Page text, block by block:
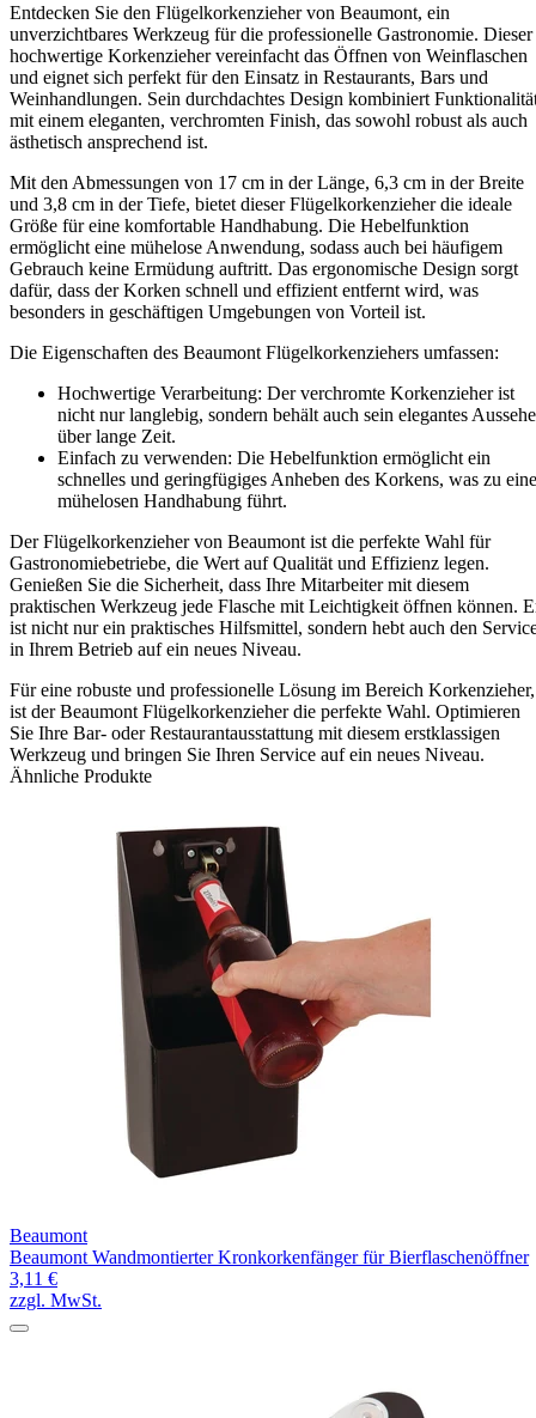
Entdecken Sie den Flügelkorkenzieher von Beaumont, ein
unverzichtbares Werkzeug für die professionelle Gastronomie. Dieser
hochwertige Korkenzieher vereinfacht das Öffnen von Weinflaschen
und eignet sich perfekt für den Einsatz in Restaurants, Bars und
Weinhandlungen. Sein durchdachtes Design kombiniert
mit einem eleganten, verchromten Finish, das sowohl robust als auch
ästhetisch ansprechend ist.
Mit den Abmessungen von 17 cm in der Länge, 6,3 cm in der Breite
und 3,8 cm in der Tiefe, bietet dieser Flügelkorkenzieher die ideale
Größe für eine komfortable Handhabung. Die Hebelfunktion
ermöglicht eine mühelose Anwendung, sodass auch bei häufigem
Gebrauch keine Ermüdung auftritt. Das ergonomische Design sorgt
dafür, dass der Korken schnell und effizient entfernt wird, was
besonders in geschäftigen Umgebungen von Vorteil ist.
Die Eigenschaften des Beaumont Flügelkorkenziehers umfassen:
Hochwertige Verarbeitung: Der verchromte Korkenzieher ist
nicht nur langlebig, sondern behält auch sein elegantes
über lange Zeit.
Einfach zu verwenden: Die Hebelfunktion ermöglicht ein
schnelles und geringfügiges Anheben des Korkens, was zu
mühelosen Handhabung führt.
Der Flügelkorkenzieher von Beaumont ist die perfekte Wahl für
Gastronomiebetriebe, die Wert auf Qualität und Effizienz legen.
Genießen Sie die Sicherheit, dass Ihre Mitarbeiter mit diesem
praktischen Werkzeug jede Flasche mit Leichtigkeit öffnen können.
ist nicht nur ein praktisches Hilfsmittel, sondern hebt auch den
in Ihrem Betrieb auf ein neues Niveau.
Für eine robuste und professionelle Lösung im Bereich Korkenzieher,
ist der Beaumont Flügelkorkenzieher die perfekte Wahl. Optimieren
Sie Ihre Bar- oder Restaurantausstattung mit diesem erstklassigen
Werkzeug und bringen Sie Ihren Service auf ein neues Niveau.
Ähnliche Produkte
Beaumont
Beaumont Wandmontierter Kronkorkenfänger für Bierflaschenöffner
3,11 €
zzgl. MwSt.